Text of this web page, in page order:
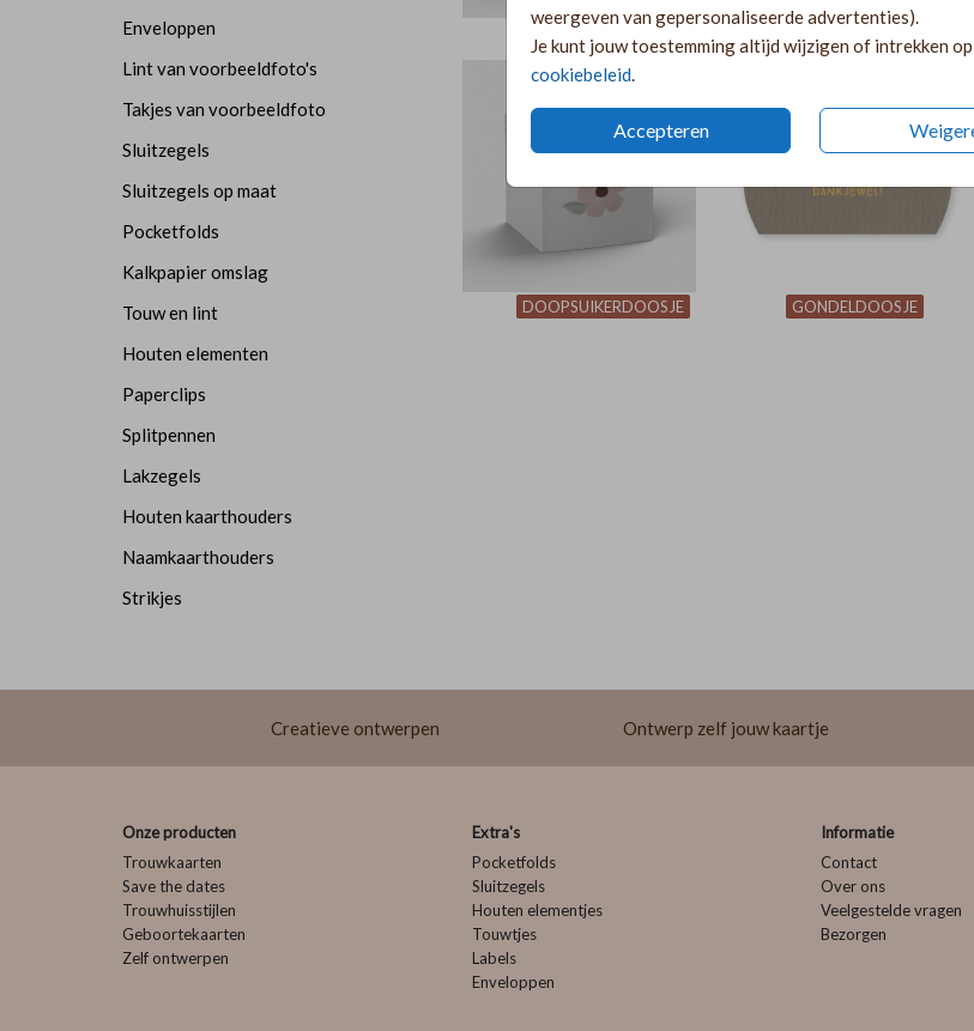
weergeven van gepersonaliseerde advertenties).
Je kunt jouw toestemming altijd wijzigen of intrekken
cookiebeleid
Accepteren
Enveloppen
Lint van voorbeeldfoto's
Takjes van voorbeeldfoto
Sluitzegels
Sluitzegels op maat
Pocketfolds
Kalkpapier omslag
Touw en lint
Houten elementen
Paperclips
Splitpennen
Lakzegels
Houten kaarthouders
Naamkaarthouders
Strikjes
DOOPSUIKERDOOSJE DOOPSUIKERDOOSJE
DOOPSUIKERDOOSJE GONDELDOOSJE
Creatieve ontwerpen Ontwerp zelf jouw kaartje
Onze producten
Trouwkaarten
Save the dates
Trouwhuisstijlen
Geboortekaarten
Zelf ontwerpen
Extra's
Pocketfolds
Sluitzegels
Houten elementjes
Touwtjes
Labels
Enveloppen
Informatie
Contact
Over ons
Veelgestelde vragen
Bezorgen